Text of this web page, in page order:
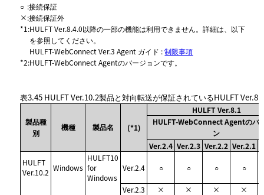
○ :接続保証
×:接続保証外
*1:HULFT Ver.8.4.0以降の一部の機能は利用できません。詳細は、以下
を参照してください。
HULFT-WebConnect Ver.3 Agent ガイド :制限事項
*2:HULFT-WebConnect Agentのバージョンです。
表3.45 HULFT Ver.10.2製品と対向転送が保証されているHULFT
製品種
別
機種 製品名 (*1)
HULFT Ver.8.1
HULFT-WebConnect Agentのバ
ン
Ver.2.4 Ver.2.3 Ver.2.2 Ver.2.1
HULFT
Ver.10.2 Windows
HULFT10
for
Windows
Ver.2.4 ○ ○ ○ ○
Ver.2.3 × × ×
×